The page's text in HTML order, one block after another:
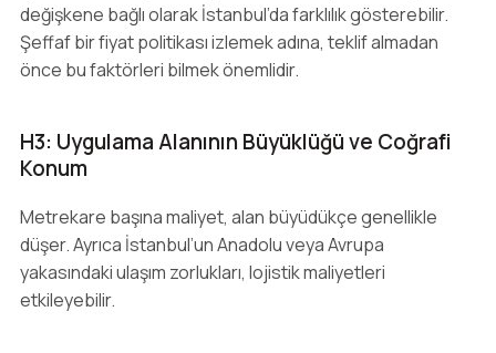
değişkene bağlı olarak İstanbul’da farklılık gösterebilir.
Şeffaf bir fiyat politikası izlemek adına, teklif almadan
önce bu faktörleri bilmek önemlidir.
H3: Uygulama Alanının Büyüklüğü ve Coğrafi
Konum
Metrekare başına maliyet, alan büyüdükçe genellikle
düşer. Ayrıca İstanbul’un Anadolu veya Avrupa
yakasındaki ulaşım zorlukları, lojistik maliyetleri
etkileyebilir.